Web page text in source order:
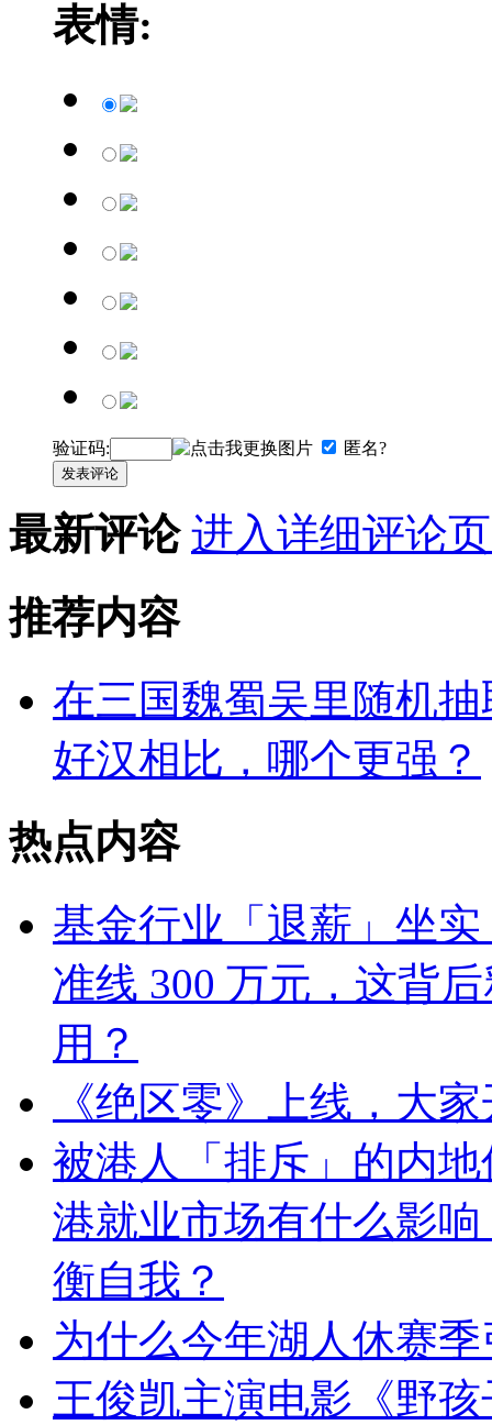
表情:
验证码: 匿名?
发表评论
最新评论 进入详细评论
推荐内容
在三国魏蜀吴里随机
好汉相比，哪个更强？
热点内容
基金行业「退薪」坐
准线 300 万元，这背
用？
《绝区零》上线，大
被港人「排斥」的内
港就业市场有什么影
衡自我？
为什么今年湖人休赛
王俊凯主演电影《野